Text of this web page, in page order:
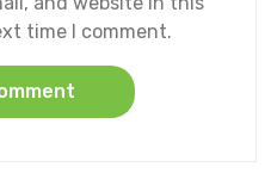
time I comment.